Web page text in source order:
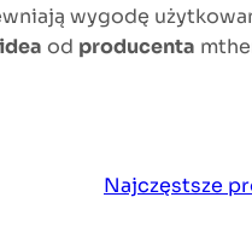
wygodę
od producenta
Najczęstsze